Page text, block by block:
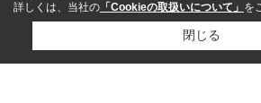
詳しくは、当社の 「Cookieの取扱いについて」 を
閉じる